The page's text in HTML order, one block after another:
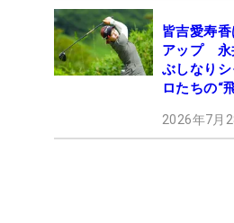
皆吉愛寿
アップ 永
ぶしなり
ロたちの“
2026年7月